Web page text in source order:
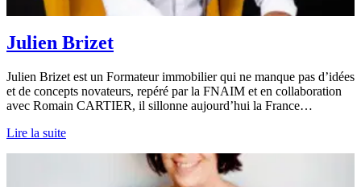
Julien Brizet
Julien Brizet est un Formateur immobilier qui ne manque pas d’idées
et de concepts novateurs, repéré par la FNAIM et en collaboration
avec Romain CARTIER, il sillonne aujourd’hui la France…
Lire la suite